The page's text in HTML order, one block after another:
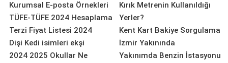
Kurumsal E-posta Örnekleri
TÜFE-TÜFE 2024 Hesaplama
Terzi Fiyat Listesi 2024
Dişi Kedi isimleri ekşi
2024 2025 Okullar Ne
Kırık Metrenin Kullanıldığı
Yerler?
Kent Kart Bakiye Sorgulama
İzmir Yakınında
Yakınımda Benzin İstasyonu